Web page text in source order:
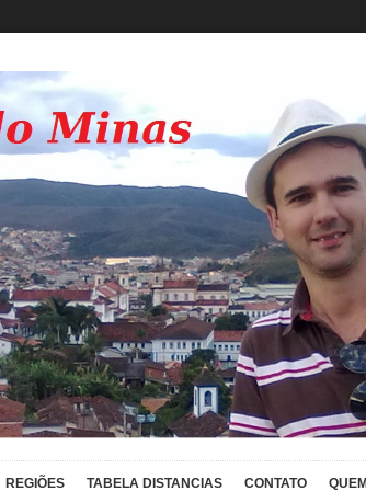
REGIÕES TABELA DISTANCIAS CONTATO